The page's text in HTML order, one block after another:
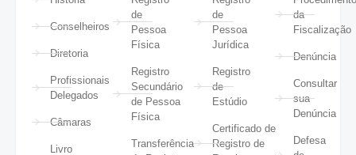
Conselheiros
Diretoria
Profissionais
Delegados
Câmaras
Livro
de
Pessoa
Física
Registro
Secundário
de Pessoa
Física
Transferência
de
Pessoa
Jurídica
Registro
de
Estúdio
Certificado de
Registro de
da
Fiscalização
Denúncia
Consultar
sua
Denúncia
Defesa